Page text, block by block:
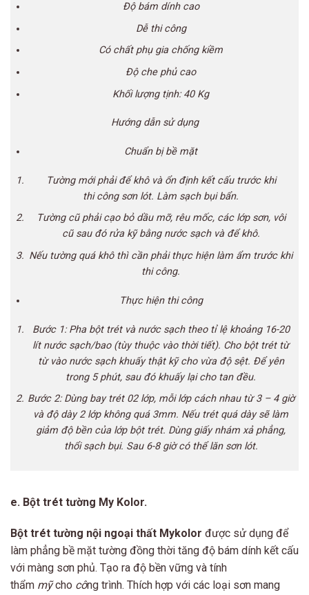
Độ bám dính cao
Dễ thicông
Có chất phụ gia chống kiềm
Độ che phủ cao
Khối lượng tịnh: 40 Kg
Hướng dẫn sử dụng
Chuẩn bị bề mặt
Tường mới phải để khô và ổn định kết cấu trước khi
thicông sơn lót. Làm sạch bụi bẩn.
Tường cũ phải cạo bỏ dầu mỡ, rêu mốc, các lớp sơn, vôi
cũsau đó rửa kỹ bằng nước sạch và để khô.
Nếu tường quá khô thì cần phải thực hiện làm ẩm trước khi
thicông.
Thực hiện thicông
Bước 1: Pha bột trét và nước sạch theo tỉ lệ khoảng 16-20
lít nước sạch/bao (tùy thuộc vào thời tiết). Cho bột trét từ
từ vào nước sạch khuấy thật kỹ cho vừa độ sệt. Để yên
trong 5 phút, sau đó khuấy lại cho tan đều.
Bước 2: Dùng bay trét 02 lớp, mỗi lớp cách nhau từ 3 – 4 giờ
và độ dày 2 lớp không quá 3mm. Nếu trét quá dày sẽ làm
giảm độ bền của lớp bột trét. Dùng giấy nhám xả phẳng,
thổi sạch bụi. Sau 6-8 giờ có thể lăn sơn lót.
e. Bột trét tường My Kolor.
Bột trét tường nội ngoại thất Mykolor được sử dụng để
làm phẳng bề mặt tường đồng thời tăng độ bám dính kết cấu
với màng sơn phủ. Tạo ra độ bền vững và tính
thẩm mỹcho công trình. Thích hợp với các loại sơn mang